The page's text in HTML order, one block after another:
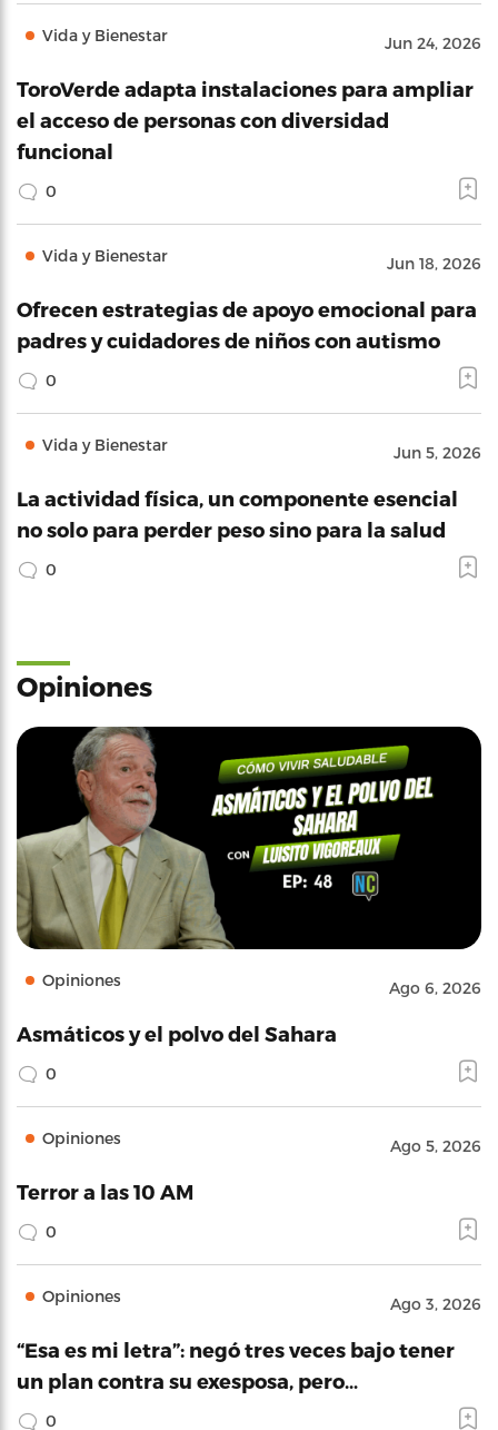
Vida y Bienestar Jun 24, 2026
ToroVerde adapta instalaciones para ampliar
el acceso de personas con diversidad
funcional
0
Vida y Bienestar Jun 18, 2026
Ofrecen estrategias de apoyo emocional para
padres y cuidadores de niños con autismo
0
Vida y Bienestar Jun 5, 2026
La actividad física, un componente esencial
no solo para perder peso sino para la salud
0
Opiniones
Opiniones Ago 6, 2026
Asmáticos y el polvo del Sahara
0
Opiniones Ago 5, 2026
Terror a las 10 AM
0
Opiniones Ago 3, 2026
“Esa es mi letra”: negó tres veces bajo tener
un plan contra su exesposa, pero…
0